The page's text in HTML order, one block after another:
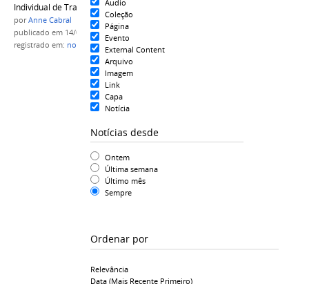
Audio
Coleção
Página
Evento
External Content
Arquivo
Imagem
Link
Capa
Notícia
Notícias desde
Ontem
Última semana
Último mês
Sempre
Ordenar por
Relevância
Data (mais Recente Primeiro)
Individual de Trabalho - RIT
porAnne Cabral
publicado em 14/09/2018
registrado em: notici ,nota informativa